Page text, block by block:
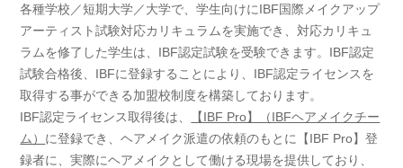
各種学校／短期大学／大学で、学生向けにIBF国際メイクアップ
アーティスト試験対応カリキュラムを実施でき、対応カリキュ
ラムを修了した学生は、IBF認定試験を受験できます。IBF認定
試験合格後、IBFに登録することにより、IBF認定ライセンスを
取得する事ができる加盟校制度を構築しております。
IBF認定ライセンス取得後は、
【IBF Pro】（IBFヘアメイクチー
ム） に登録でき、ヘアメイク派遣の依頼のもとに【IBF Pro】登
録者に、実際にヘアメイクとして働ける現場を提供しており、